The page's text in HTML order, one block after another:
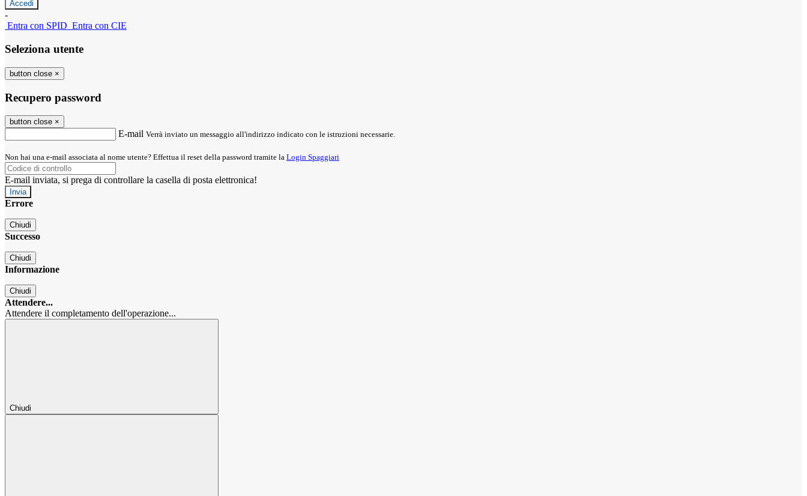
-
Entra con SPID Entra con CIE
Seleziona utente
button close ×
Recupero password
button close ×
E-mail Verrà inviato un messaggio all'indirizzo indicato con le istruzioni necessarie.
Non hai una e-mail associata al nome utente? Effettua il reset della password tramite la Login Spaggiari
E-mail inviata, si prega di controllare la casella di posta elettronica!
Errore
Chiudi
Successo
Chiudi
Informazione
Chiudi
Attendere...
Attendere il completamento dell'operazione...
Chiudi